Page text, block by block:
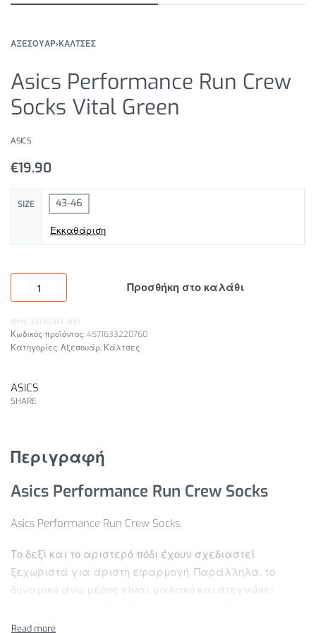
ΑΞΕΣΟΥΑΡ›ΚΑΛΤΣΕΣ
Asics Performance Run Crew
Socks Vital Green
ASICS
€19.90
SIZE 43-46
Εκκαθάριση
Προσθήκη στο καλάθι
MPN: 3013B283-300
4571633220760
Κατηγορίες: Αξεσουάρ, Κάλτσες
ASICS
SHARE
Περιγραφή
Asics Performance Run Crew Socks
Asics Performance Run Crew Socks.
Το δεξί και το αριστερό πόδι έχουν σχεδιαστεί
ξεχωριστά για άριστη εφαρμογή. Παράλληλα, το
δυναμικό άνω μέρος είναι μαλακό και στεγνώνει
προσφέρει απαλή αίσθηση και προηγμένο αερισμό. Η